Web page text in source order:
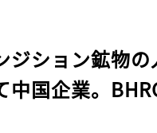
ジション鉱物
中国企業。